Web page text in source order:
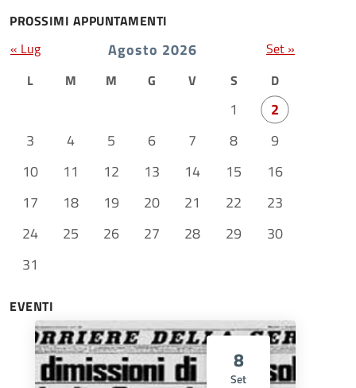
PROSSIMI APPUNTAMENTI
Agosto 2026
L M M G V S D
1
2
3
4 5 6 7 8
9
10
11 12 13 14 15
16
17
18 19 20 21 22
23
24
25 26 27 28 29
30
31
« Lug Set »
EVENTI
8
Set